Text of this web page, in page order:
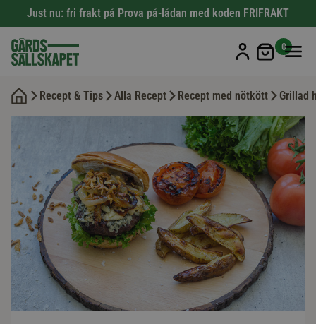
Just nu: fri frakt på Prova på-lådan med koden FRIFRAKT
Min
0
Recept & Tips Alla Recept Recept med nötkött Grillad